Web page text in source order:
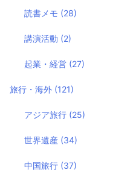
読書メモ (28)
講演活動 (2)
起業・経営 (27)
旅行・海外 (121)
アジア旅行 (25)
世界遺産 (34)
中国旅行 (37)